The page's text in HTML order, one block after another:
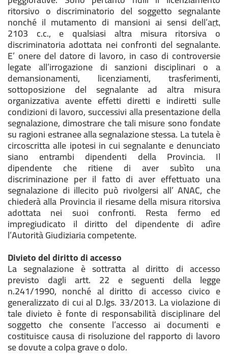
ritorsivo o discriminatorio del soggetto segnalante
nonché il mutamento di mansioni ai sensi dell’art.
2103 c.c., e qualsiasi altra misura ritorsiva o
discriminatoria adottata nei confronti del segnalante.
E’ onere del datore di lavoro, in caso di controversie
legate all’irrogazione di sanzioni disciplinari o a
demansionamenti, licenziamenti, trasferimenti,
sottoposizione del segnalante ad altra misura
organizzativa avente effetti diretti e indiretti sulle
condizioni di lavoro, successivi alla presentazione della
segnalazione, dimostrare che tali misure sono fondate
su ragioni estranee alla segnalazione stessa. La tutela è
circoscritta alle ipotesi in cui segnalante e denunciato
siano entrambi dipendenti della Provincia. Il
dipendente che ritiene di aver subìto una
discriminazione per il fatto di aver effettuato una
segnalazione di illecito può rivolgersi all’ ANAC, che
chiederà alla Provincia il riesame della misura ritorsiva
adottata nei suoi confronti. Resta fermo ed
impregiudicato il diritto del dipendente di adìre
l’Autorità Giudiziaria competente.
Divieto del diritto di accesso
La segnalazione è sottratta al diritto di accesso
previsto dagli artt. 22 e seguenti della legge
n.241/1990, nonché al diritto di accesso civico e
generalizzato di cui al D.lgs. 33/2013. La violazione di
tale divieto è fonte di responsabilità disciplinare del
soggetto che consente l’accesso ai documenti e
costituisce causa di risoluzione del rapporto di lavoro
se dovute a colpa grave o dolo.